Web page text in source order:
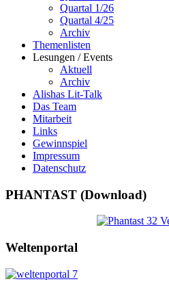
Quartal 1/26
Quartal 4/25
Archiv
Themenlisten
Lesungen / Events
Aktuell
Archiv
Alishas Lit-Talk
Das Team
Mitarbeit
Links
Gewinnspiel
Impressum
Datenschutz
PHANTAST (Download)
Weltenportal